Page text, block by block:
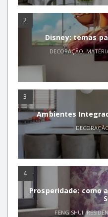
2
Disney: temas
DECORAÇÃO,
3
Ambientes
4
Prosperidade: como
FENG SHUI,